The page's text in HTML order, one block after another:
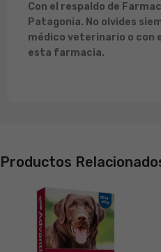
Con el respaldo de
Patagonia. No olvides
médico veterinario o con
esta farmacia.
Productos